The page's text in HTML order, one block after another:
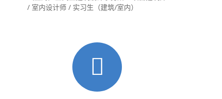
/ 室内设计师 / 实习生（建筑/室内）